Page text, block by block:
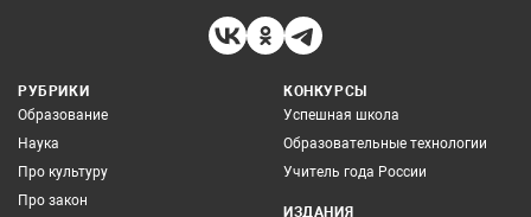
РУБРИКИ
Образование
Наука
Про культуру
Про закон
КОНКУРСЫ
Успешная школа
Образовательные технологии
Учитель года России
ИЗДАНИЯ